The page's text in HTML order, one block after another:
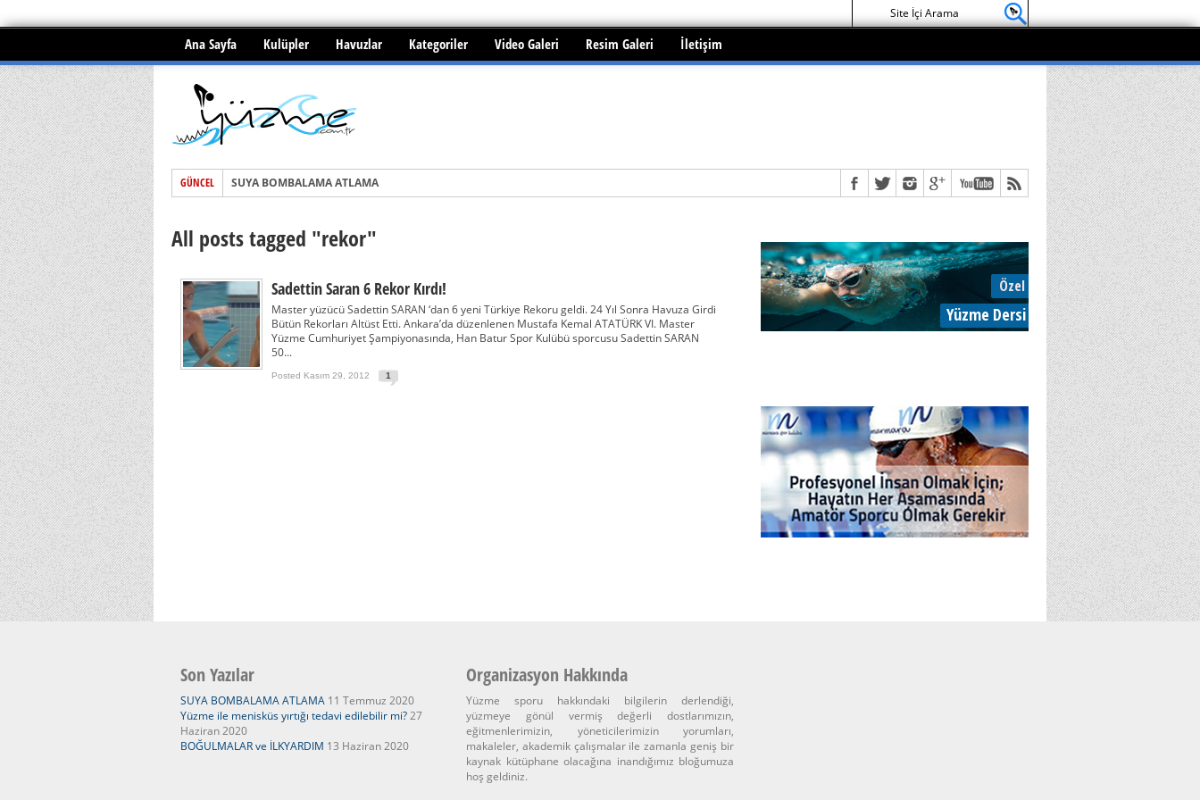
Ana Sayfa Kulüpler Havuzlar Kategoriler Video Galeri Resim Galeri İletişim
GÜNCEL
SUYA BOMBALAMA ATLAMA
BOĞULMALAR ve İLKYARDIM
All posts tagged "rekor"
Sadettin Saran 6 Rekor Kırdı!
Master yüzücü Sadettin SARAN ‘dan 6 yeni Türkiye Rekoru geldi. 24 Yıl Sonra Havuza Girdi
Bütün Rekorları Altüst Etti. Ankara’da düzenlenen Mustafa Kemal ATATÜRK VI. Master
Yüzme Cumhuriyet Şampiyonasında, Han Batur Spor Kulübü sporcusu Sadettin SARAN
50...
Posted Kasım 29, 2012 1
Son Yazılar
SUYA BOMBALAMA ATLAMA 11 Temmuz 2020
Yüzme ile menisküs yırtığı tedavi edilebilir mi?27
Haziran 2020
BOĞULMALAR ve İLKYARDIM 13 Haziran 2020
Organizasyon Hakkında
Yüzme sporu hakkındaki bilgilerin derlendiği,
yüzmeye gönül vermiş değerli dostlarımızın,
eğitmenlerimizin, yöneticilerimizin yorumları,
makaleler, akademik çalışmalar ile zamanla geniş bir
kaynak kütüphane olacağına inandığımız bloğumuza
hoş geldiniz.